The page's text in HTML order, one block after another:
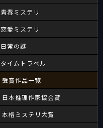
青春ミステリ
恋愛ミステリ
日常の謎
タイムトラベル
受賞作品一覧
日本推理作家協会賞
本格ミステリ大賞